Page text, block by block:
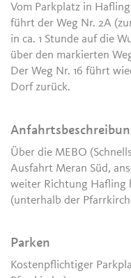
Vom Parkplatz in
führt der Weg Nr. 2A
in ca. 1 Stunde auf die
über den markierten
Der Weg Nr. 16 führt
Dorf zurück.
Über die MEBO
Ausfahrt Meran Süd,
weiter Richtung Hafling
(unterhalb der
Parken
Kostenpflichtiger